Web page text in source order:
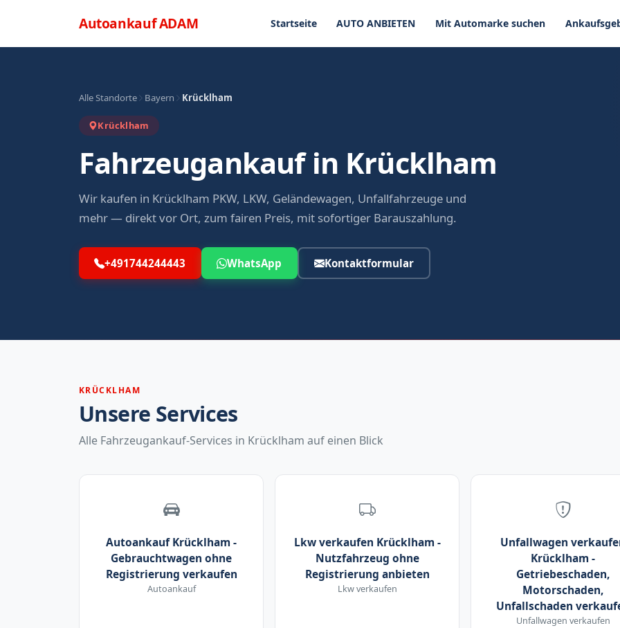
AutoankaufADAM Menü
Startseite AUTO ANBIETEN Mit Automarke suchen
Alle Standorte Bayern Krücklham
Krücklham
Fahrzeugankauf in Krücklham
Wir kaufen in Krücklham PKW, LKW, Geländewagen, Unfallfahrzeuge und
mehr — direkt vor Ort, zum fairen Preis, mit sofortiger Barauszahlung.
+491744244443 WhatsApp Kontaktformular
KRÜCKLHAM
Unsere Services
Alle Fahrzeugankauf-Services in Krücklham auf einen Blick
Autoankauf Krücklham -
Gebrauchtwagen ohne
Registrierung verkaufen
Autoankauf
Lkw verkaufen Krücklham -
Nutzfahrzeug ohne
Registrierung anbieten
Lkw verkaufen
Unfallwagen
Krücklham -
Getriebeschaden,
Motorschaden,
Unfallschaden
Unfallwagen verkaufen